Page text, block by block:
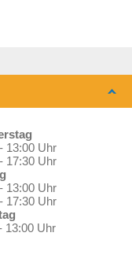
13:00 Uhr
17:30 Uhr
13:00 Uhr
17:30 Uhr
13:00 Uhr